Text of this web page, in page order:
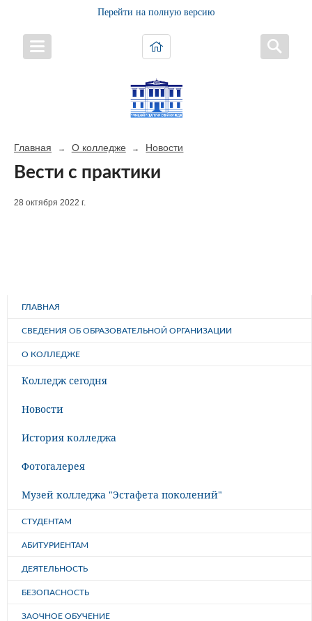
Перейти на полную версию
Главная → О колледже → Новости
Вести с практики
28 октября 2022 г.
ГЛАВНАЯ
СВЕДЕНИЯ ОБ ОБРАЗОВАТЕЛЬНОЙ ОРГАНИЗАЦИИ
О КОЛЛЕДЖЕ
Колледж сегодня
Новости
История колледжа
Фотогалерея
Музей колледжа "Эстафета поколений"
СТУДЕНТАМ
АБИТУРИЕНТАМ
ДЕЯТЕЛЬНОСТЬ
БЕЗОПАСНОСТЬ
ЗАОЧНОЕ ОБУЧЕНИЕ